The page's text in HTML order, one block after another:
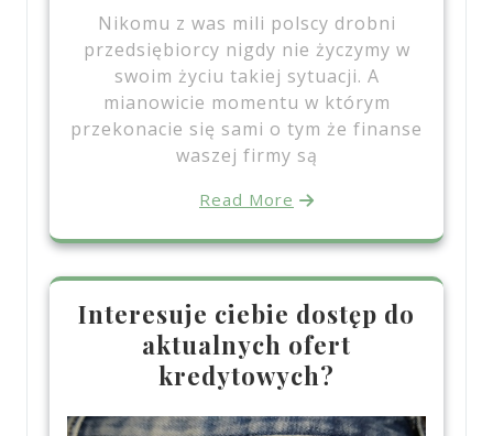
Nikomu z was mili polscy drobni
przedsiębiorcy nigdy nie życzymy w
swoim życiu takiej sytuacji. A
mianowicie momentu w którym
przekonacie się sami o tym że finanse
waszej firmy są
Read More
Interesuje ciebie dostęp do
aktualnych ofert
kredytowych?